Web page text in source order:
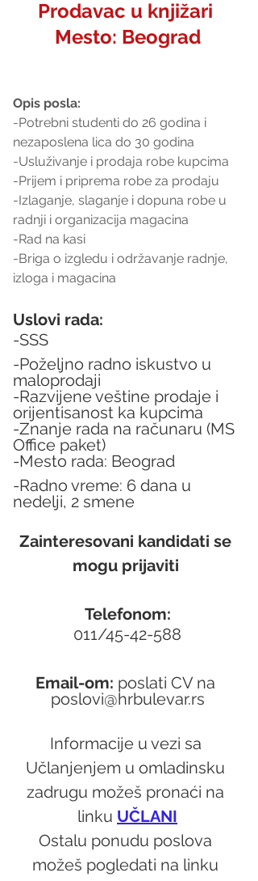
Prodavac u knjižari
Mesto: Beograd
Opis posla:
-Potrebni studenti do 26 godina i
nezaposlena lica do 30 godina
-Usluživanje i prodaja robe kupcima
-Prijem i priprema robe za prodaju
-Izlaganje, slaganje i dopuna robe u
radnji i organizacija magacina
-Rad na kasi
-Briga o izgledu i održavanje radnje,
izloga i magacina
Uslovi rada:
-SSS
-Poželjno radno iskustvo u
maloprodaji
-Razvijene veštine prodaje i
orijentisanost ka kupcima
-Znanje rada na računaru (MS
Office paket)
-Mesto rada: Beograd
-Radno vreme: 6 dana u
nedelji, 2 smene
Zainteresovani kandidati se
mogu prijaviti
Telefonom:
011/45-42-588
Email-om: poslati CV na
poslovi@hrbulevar.rs
Informacije u vezi sa
Učlanjenjem u omladinsku
zadrugu možeš pronaći na
linku UČLANI
Ostalu ponudu poslova
možeš pogledati na linku